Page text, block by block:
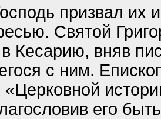
призвал их
Святой
Кесарию, вняв
с ним.
его